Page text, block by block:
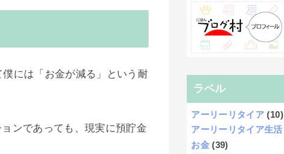
には「お金が減る」という耐
ンであっても、現実に預貯金
ラベル
アーリーリタイア (10)
アーリーリタイア生活
お金 (39)